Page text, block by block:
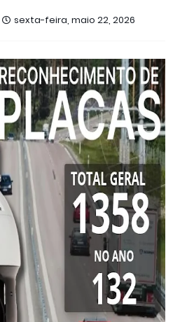
sexta-feira, maio 22, 2026